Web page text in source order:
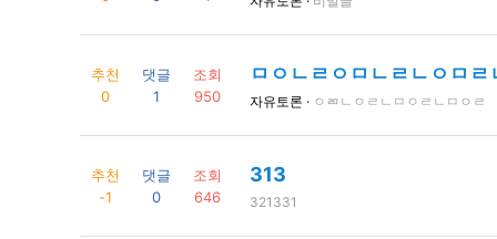
추천
0
댓글
1
조회
950
ㅁㅇㄴㄹㅇㅁㄴㄹㄴㅇㅁㄹ
자유토론 · ㅇㄻㄴㅇㄹㄴㅁㅇㄹㄴㅁㅇㄹ
추천
-1
댓글
0
조회
646
313
321331